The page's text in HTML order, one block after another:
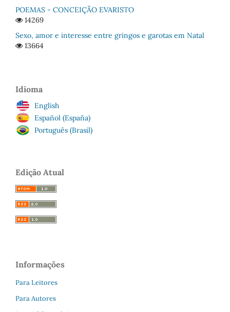
POEMAS - CONCEIÇÃO EVARISTO
14269
Sexo, amor e interesse entre gringos e garotas em Natal
13664
Idioma
English
Español (España)
Português (Brasil)
Edição Atual
Informações
Para Leitores
Para Autores